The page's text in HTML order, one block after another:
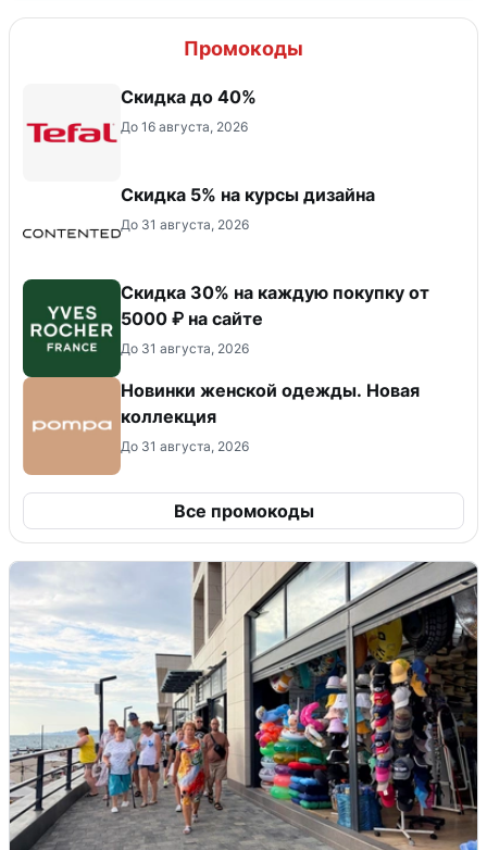
Промокоды
Скидка до 40%
До 16 августа, 2026
Скидка 5% на курсы дизайна
До 31 августа, 2026
Скидка 30% на каждую покупку от
5000 ₽ на сайте
До 31 августа, 2026
Новинки женской одежды. Новая
коллекция
До 31 августа, 2026
Все промокоды